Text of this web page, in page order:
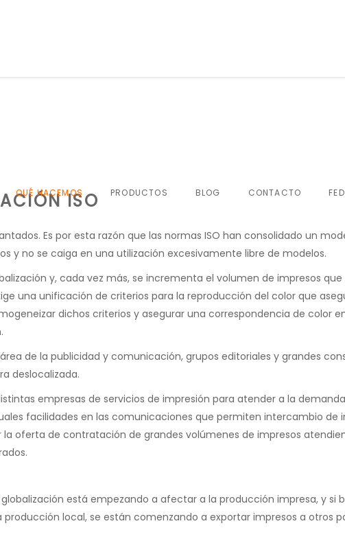
QUÉ HACEMOS PRODUCTOS BLOG CONTACTO
ISO
Es por esta razón que las normas ISO han consolidado un
y no se caiga en una utilización excesivamente libre de modelos.
y, cada vez más, se incrementa el volumen de impresos
una unificación de criterios para la reproducción del color que
dichos criterios y asegurar una correspondencia de color
de la publicidad y comunicación, grupos editoriales y grandes
deslocalizada.
empresas de servicios de impresión para atender a la
facilidades en las comunicaciones que permiten intercambio
oferta de contratación de grandes volúmenes de impresos
está empezando a afectar a la producción impresa, y si
local, se están comenzando a exportar impresos a otros